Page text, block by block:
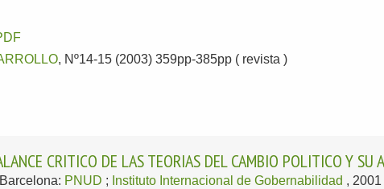
, Nº14-15 (2003) 359pp-385pp ( revista )
CRITICO DE LAS TEORIAS DEL CAMBIO POLITICO Y SU
Barcelona: PNUD ; Instituto Internacional de Gobernabilidad , 2001